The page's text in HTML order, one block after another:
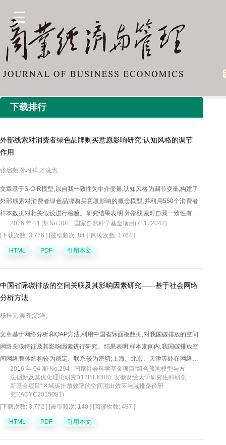
下载排行
外部线索对消费者绿色品牌购买意愿影响研究:认知风格的调节
作用
张启尧;孙习祥;才凌惠;
文章基于S-O-R模型,以自我一致性为中介变量,认知风格为调节变量,构建了
外部线索对消费者绿色品牌购买意愿影响的概念模型,并利用550个消费者
样本数据对相关假设进行检验。研究结果表明:外部线索对自我一致性有正
向影响,创新型认知风格在其中具有正向调节作用;自我一致性对消费者绿色
品牌购买意愿有正向影响,并在外部线索对消费者绿色品牌购买意愿的影响
中有中介作用;创新型认知风格负向调节了理想自我一致性在外部线索和消
2016 年 11 期 No.301 ; 国家自然科学基金项目(71172042)
[下载次数: 3,776 ] [被引频次: 84 ] [阅读次数: 1764 ]
HTML PDF 引用本文
中国省际碳排放的空间关联及其影响因素研究——基于社会网络
分析方法
杨桂元;吴齐;涂洋;
文章基于网络分析和QAP方法,利用中国省际面板数据,对我国碳排放的空间
网络关联特征及其影响因素进行研究。结果表明:样本期间内,我国碳排放空
间网络整体结构较为稳定、联系较为密切;上海、北京、天津等处在网络的
中心位置,发挥着中介作用;环渤海等地区属于"双向溢出"板块,江浙沪等属
于"净受益"板块,新疆等资源丰富地区和中部地区为"净溢出"板块,东北和西
北等地区属于"经纪人"板块;碳排放的溢出效应具有传递特征;空间邻接关
系、能源消耗差异和城镇人口差异对碳排放空间关联关系产生显著的影响,
产业结构差异和消费水平差异在一定程度上也影响着该网络的关联关系;区
2016 年 04 期 No.294 ; 国家社会科学基金项目“组合预测模型与方
法创新及其优化理论研究”(12BTJ008); 安徽财经大学研究生科研创
新基金项目“区域碳排放效率的空间溢出效应与减排路径研
究”(ACYC2015081)
[下载次数: 3,772 ] [被引频次: 140 ] [阅读次数: 497 ]
HTML PDF 引用本文